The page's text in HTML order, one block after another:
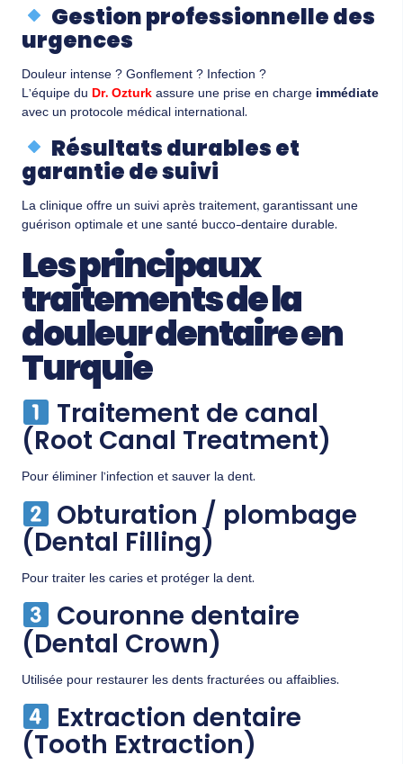
Gestion professionnelle des
urgences
Douleur intense ? Gonflement ? Infection ?
L’équipe du Dr. Ozturkassure une prise en charge immédiate
avec un protocole médical international.
Résultats durables et
garantie de suivi
La clinique offre un suivi après traitement, garantissant une
guérison optimale et une santé bucco-dentaire durable.
Les principaux
traitements de la
douleur dentaire en
Turquie
Traitement de canal
(Root Canal Treatment)
Pour éliminer l’infection et sauver la dent.
Obturation / plombage
(Dental Filling)
Pour traiter les caries et protéger la dent.
Couronne dentaire
(Dental Crown)
Utilisée pour restaurer les dents fracturées ou affaiblies.
Extraction dentaire
(Tooth Extraction)